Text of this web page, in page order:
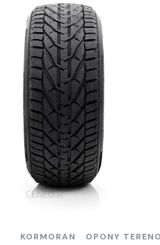
KORMORAN OPONY